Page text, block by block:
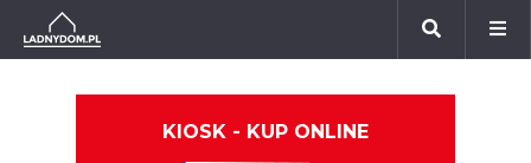
KIOSK - KUP ONLINE